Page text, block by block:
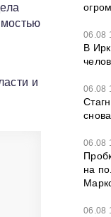
и
06.08
В
06.08
06.08
на
06.08